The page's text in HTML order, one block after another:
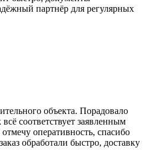
партнёр для регулярных
объекта. Порадовало
соответствует заявленным
оперативность, спасибо
обработали быстро, доставку